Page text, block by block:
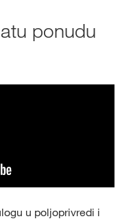
ponudu
u poljoprivredi i